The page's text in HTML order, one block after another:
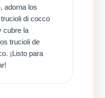
adorna los
di cocco
cubre la
trucioli de
¡Listo para